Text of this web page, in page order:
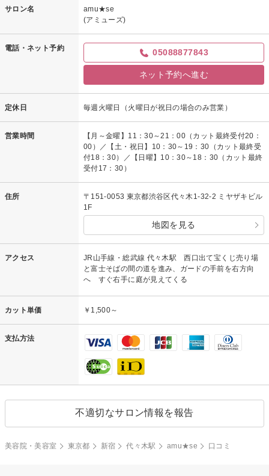
サロン名
amu★se
(アミューズ)
電話・ネット予約 05088877843
ネット予約へ進む
定休日 毎週火曜日（火曜日が祝日の場合のみ営業）
営業時間
【月～金曜】11：30～21：00（カット最終受付20：
00）／【土・祝日】10：30～19：30（カット最終受
付18：30）／【日曜】10：30～18：30（カット最終
受付17：30）
住所
〒151-0053 東京都渋谷区代々木1-32-2 ミヤザキビル
1F
地図を見る
アクセス
JR山手線・総武線 代々木駅 西口出て宝くじ売り場
と富士そばの間の道を進み、ガードの手前を右方向
へ すぐ右手に庭が見えてくる
カット単価 ￥1,500～
支払方法
不適切なサロン情報を報告
美容院・美容室 東京都 新宿 代々木駅 amu★se 口コミ